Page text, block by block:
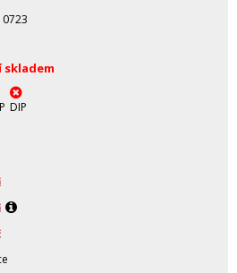
skladem
DIP